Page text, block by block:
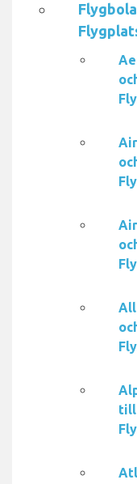
till